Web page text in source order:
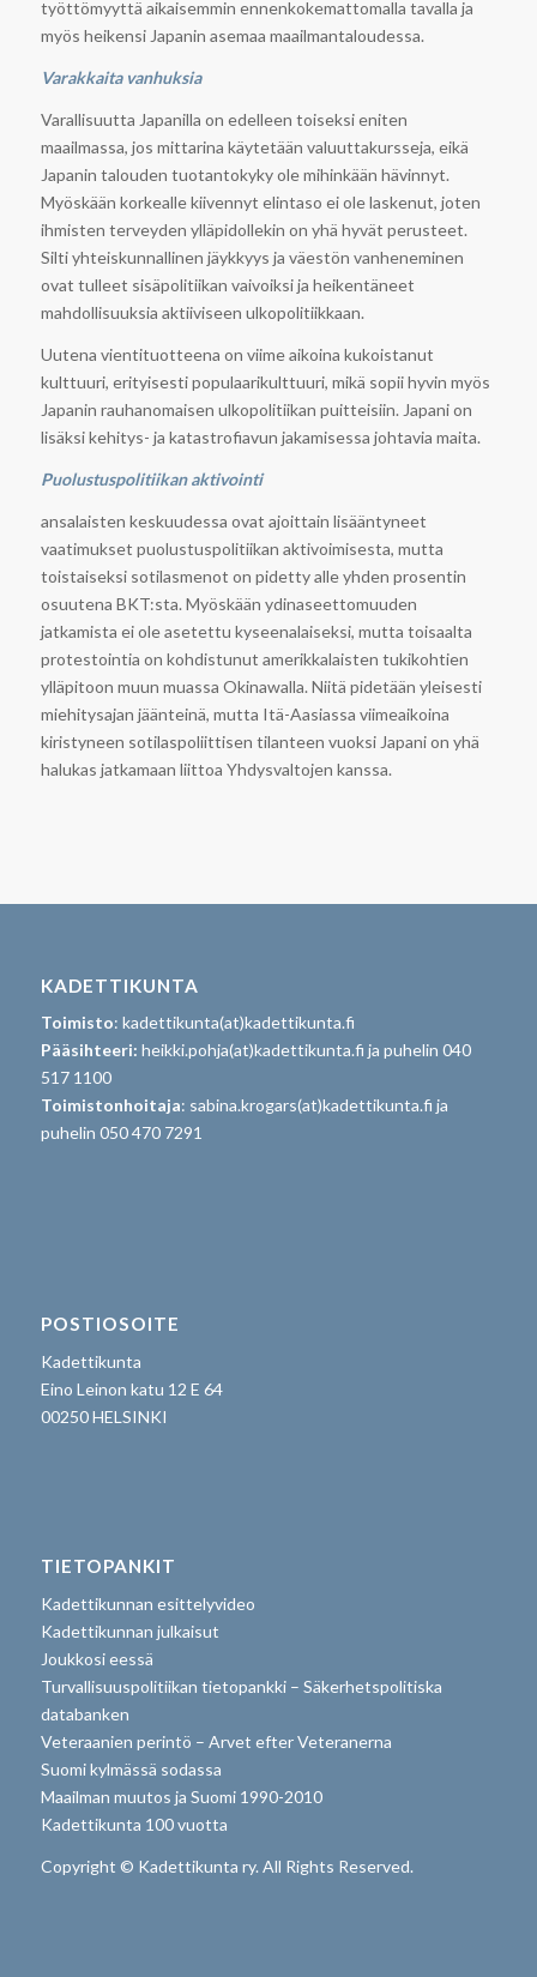
työttömyyttä aikaisemmin ennenkokemattomalla tavalla ja
myös heikensi Japanin asemaa maailmantaloudessa.
Varakkaita vanhuksia
Varallisuutta Japanilla on edelleen toiseksi eniten
maailmassa, jos mittarina käytetään valuuttakursseja, eikä
Japanin talouden tuotantokyky ole mihinkään hävinnyt.
Myöskään korkealle kiivennyt elintaso ei ole laskenut, joten
ihmisten terveyden ylläpidollekin on yhä hyvät perusteet.
Silti yhteiskunnallinen jäykkyys ja väestön vanheneminen
ovat tulleet sisäpolitiikan vaivoiksi ja heikentäneet
mahdollisuuksia aktiiviseen ulkopolitiikkaan.
Uutena vientituotteena on viime aikoina kukoistanut
kulttuuri, erityisesti populaarikulttuuri, mikä sopii hyvin myös
Japanin rauhanomaisen ulkopolitiikan puitteisiin. Japani on
lisäksi kehitys- ja katastrofiavun jakamisessa johtavia maita.
Puolustuspolitiikan aktivointi
ansalaisten keskuudessa ovat ajoittain lisääntyneet
vaatimukset puolustuspolitiikan aktivoimisesta, mutta
toistaiseksi sotilasmenot on pidetty alle yhden prosentin
osuutena BKT:sta. Myöskään ydinaseettomuuden
jatkamista ei ole asetettu kyseenalaiseksi, mutta toisaalta
protestointia on kohdistunut amerikkalaisten tukikohtien
ylläpitoon muun muassa Okinawalla. Niitä pidetään yleisesti
miehitysajan jäänteinä, mutta Itä-Aasiassa viimeaikoina
kiristyneen sotilaspoliittisen tilanteen vuoksi Japani on yhä
halukas jatkamaan liittoa Yhdysvaltojen kanssa.
KADETTIKUNTA
Toimisto: kadettikunta(at)kadettikunta.fi
Pääsihteeri: heikki.pohja(at)kadettikunta.fi ja puhelin 040
517 1100
Toimistonhoitaja: sabina.krogars(at)kadettikunta.fi ja
puhelin 050 470 7291
POSTIOSOITE
Kadettikunta
Eino Leinon katu 12 E 64
00250 HELSINKI
TIETOPANKIT
Kadettikunnan esittelyvideo
Kadettikunnan julkaisut
Joukkosi eessä
Turvallisuuspolitiikan tietopankki – Säkerhetspolitiska
databanken
Veteraanien perintö – Arvet efter Veteranerna
Suomi kylmässä sodassa
Maailman muutos ja Suomi 1990-2010
Kadettikunta 100 vuotta
Copyright © Kadettikunta ry. All Rights Reserved.